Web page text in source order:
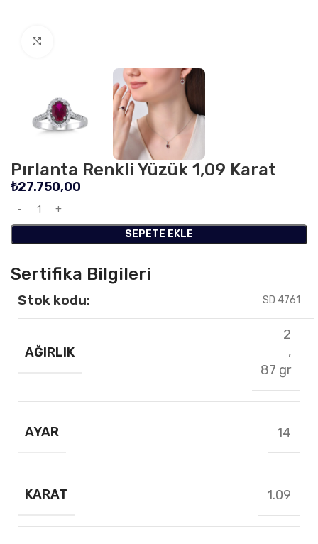
Pırlanta Renkli Yüzük 1,09 Karat
₺27.750,00
SEPETE EKLE
Sertifika Bilgileri
Stok kodu: SD 4761
AĞIRLIK
2
,
87 gr
AYAR 14
KARAT 1.09